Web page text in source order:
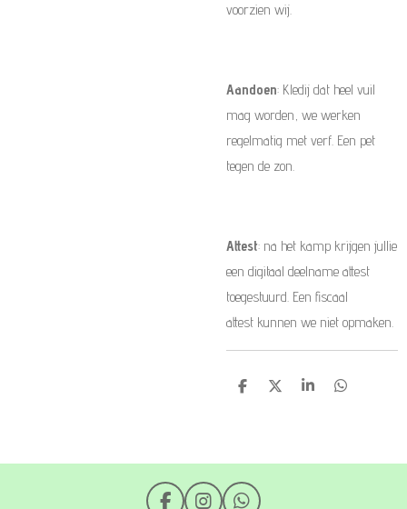
voorzien wij.
Aandoen: Kledij dat heel vuil
mag worden, we werken
regelmatig met verf. Een pet
tegen de zon.
Attest: na het kamp krijgen jullie
een digitaal deelname attest
toegestuurd. Een fiscaal
attest kunnen we niet opmaken.
D
D
S
D